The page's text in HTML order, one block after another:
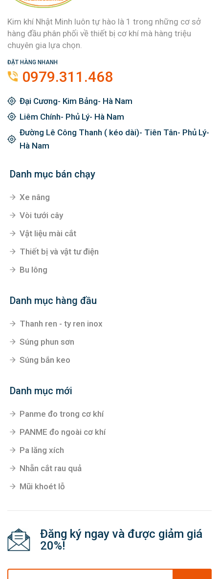
Kim khí Nhật Minh luôn tự hào là 1 trong những cơ sở
hàng đầu phân phối về thiết bị cơ khí mà hàng triệu
chuyên gia lựa chọn.
ĐẶT HÀNG NHANH
0979.311.468
Đại Cương- Kim Bảng- Hà Nam
Liêm Chính- Phủ Lý- Hà Nam
Đường Lê Công Thanh ( kéo dài)- Tiên Tân- Phủ Lý-
Hà Nam
Danh mục bán chạy
Xe nâng
Vòi tưới cây
Vật liệu mài cắt
Thiết bị và vật tư điện
Bu lông
Danh mục hàng đầu
Thanh ren - ty ren inox
Súng phun sơn
Súng bắn keo
Danh mục mới
Panme đo trong cơ khí
PANME đo ngoài cơ khí
Pa lăng xích
Nhẵn cắt rau quả
Mũi khoét lỗ
Đăng ký ngay và được giảm giá
20%!